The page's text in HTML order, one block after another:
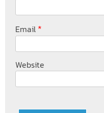
Email *
Website